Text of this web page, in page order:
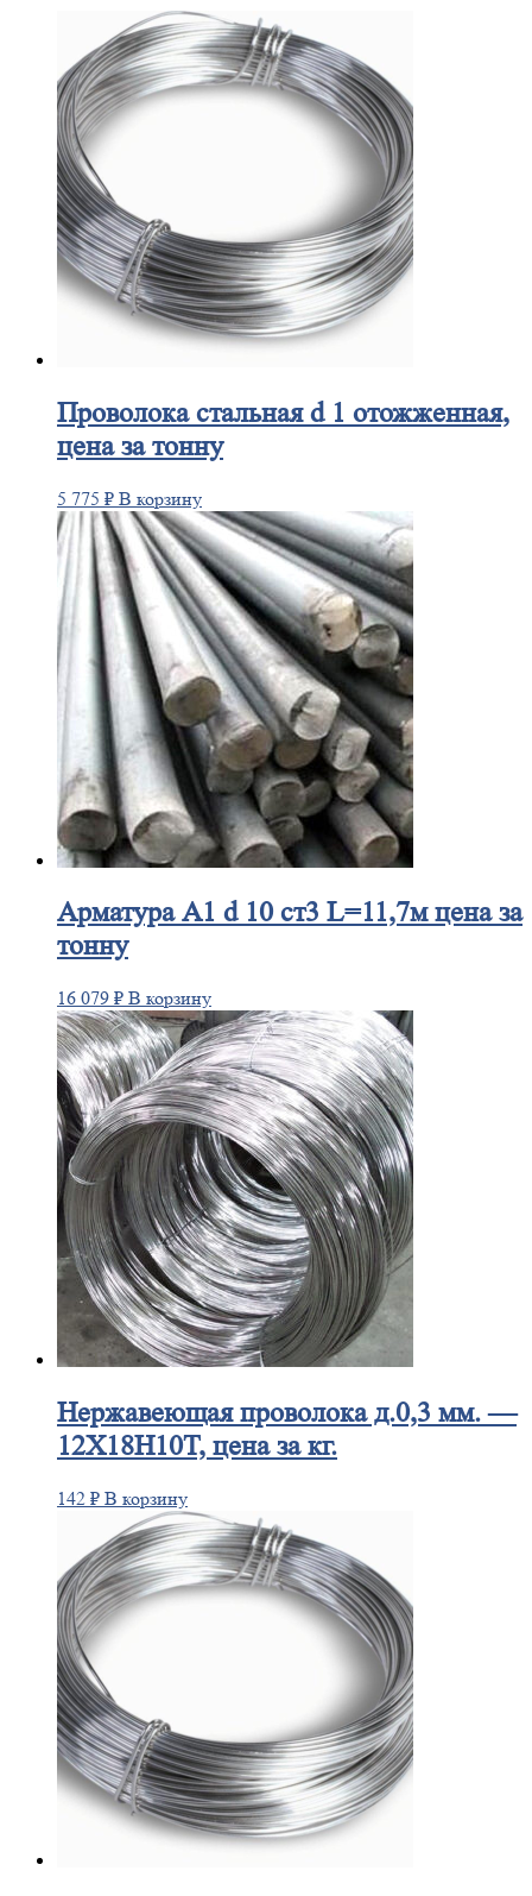
Проволокастальная d 1 отожженная,
цена за тонну
5 775 ₽ В корзину
АрматураА1 d 10 ст3 L=11,7м цена за
тонну
16 079 ₽ В корзину
Нержавеющаяпроволока д.0,3 мм. —
12Х18Н10Т, цена за кг.
142 ₽ В корзину